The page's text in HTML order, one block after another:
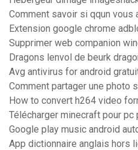
Comment savoir si qqun vous
Extension google chrome
Supprimer web companion
Dragons lenvol de beurk
Avg antivirus for android
Comment partager une photo
How to convert h264 video
Télécharger minecraft pour pc
Google play music android
App dictionnaire anglais hors